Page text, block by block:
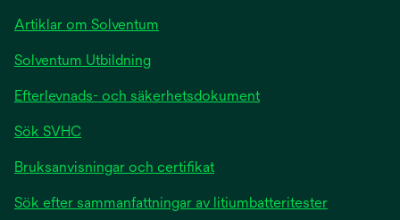
Artiklar om Solventum
Solventum Utbildning
Efterlevnads- och säkerhetsdokument
Sök SVHC
Bruksanvisningar och certifikat
Sök efter sammanfattningar av litiumbatteritester